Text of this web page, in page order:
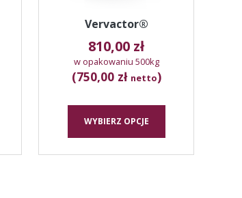
Vervactor®
810,00 zł
w opakowaniu 500kg
(750,00 zł netto)
WYBIERZ OPCJE